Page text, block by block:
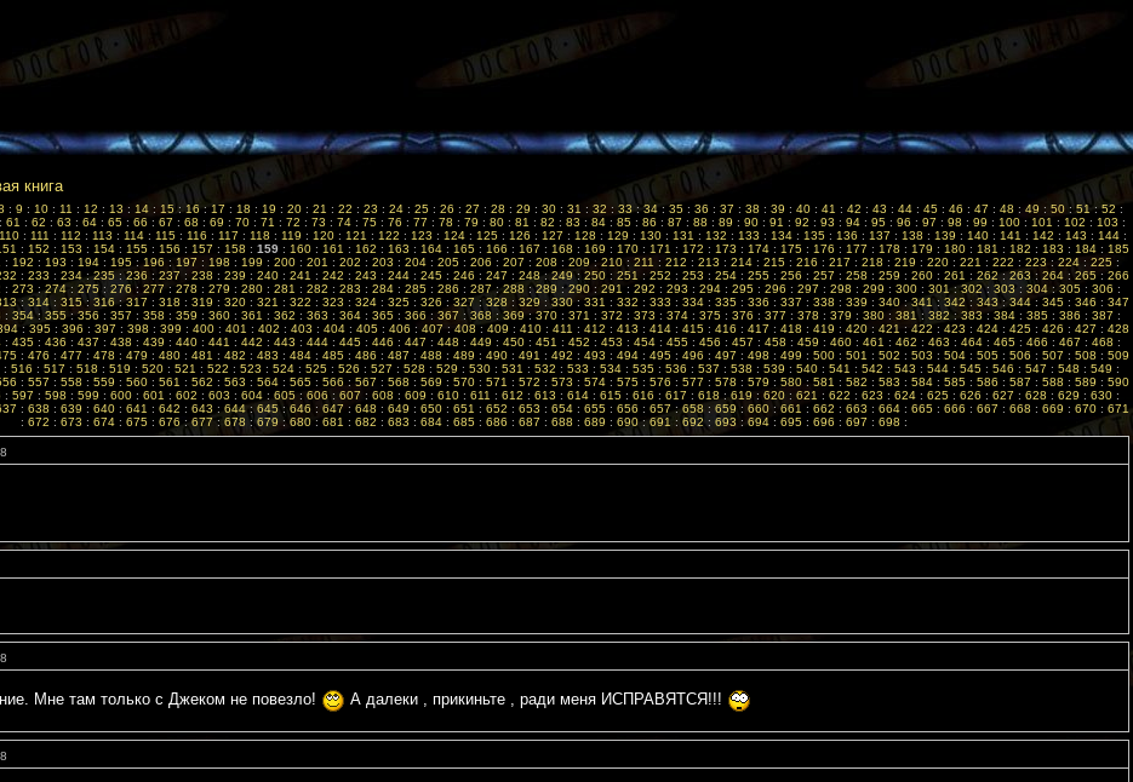
книга
: 9 : 10 : 11 : 12 : 13 : 14 : 15 : 16 : 17 : 18 : 19 : 20 : 21 : 22 : 23 : 24 : 25 : 26 : 27 : 28 : 29 : 30 : 31 : 32 : 33 : 34 : 35 : 36 : 37 : 38 : 39 : 40 : 41 : 42 : 43 : 44 : 45 : 46 : 47 : 48 : 49 : 50 : 51 : 52 :
: 61 : 62 : 63 : 64 : 65 : 66 : 67 : 68 : 69 : 70 : 71 : 72 : 73 : 74 : 75 : 76 : 77 : 78 : 79 : 80 : 81 : 82 : 83 : 84 : 85 : 86 : 87 : 88 : 89 : 90 : 91 : 92 : 93 : 94 : 95 : 96 : 97 : 98 : 99 : 100 : 101 : 102 : 103 :
110: 111 : 112 : 113 : 114: 115: 116 : 117 : 118 : 119 : 120: 121 : 122 : 123 : 124: 125: 126 : 127 : 128 : 129 : 130: 131 : 132 : 133 : 134: 135: 136 : 137 : 138 : 139 : 140: 141 : 142 : 143 : 144:
: 152 : 153 : 154 : 155 : 156 : 157 : 158 : 159 : 160 : 161 : 162 : 163 : 164 : 165 : 166 : 167 : 168 : 169 : 170 : 171 : 172 : 173 : 174 : 175 : 176 : 177 : 178 : 179 : 180 : 181 : 182 : 183 : 184 : 185
: 192 : 193 : 194 : 195 : 196 : 197 : 198 : 199 : 200 : 201 : 202 : 203 : 204 : 205 : 206 : 207 : 208 : 209 : 210 : 211 : 212 : 213 : 214 : 215 : 216 : 217 : 218 : 219 : 220 : 221 : 222 : 223 : 224 : 225 :
: 233 : 234 :235 :236 : 237 : 238 : 239 : 240 : 241 : 242 : 243 : 244 : 245 : 246 : 247 : 248:249: 250 : 251 : 252 : 253 : 254 : 255 : 256 : 257 : 258 : 259 : 260 : 261 : 262:263 : 264 : 265 : 266
: 273 : 274: 275: 276: 277: 278 : 279 : 280: 281 : 282 : 283 : 284: 285: 286 : 287 : 288 :289 :290: 291 : 292 : 293 : 294: 295: 296 : 297 : 298 : 299 : 300: 301 :302: 303: 304: 305 : 306 :
: 314: 315: 316: 317 : 318 : 319 : 320: 321 : 322 : 323 : 324: 325: 326 : 327 :328 : 329 : 330: 331 : 332 : 333 : 334: 335: 336 : 337 : 338 : 339 : 340:341: 342 : 343 : 344: 345: 346 : 347
: 354: 355:356 : 357 : 358 : 359 : 360: 361 : 362 : 363 : 364: 365: 366 : 367 : 368 : 369: 370: 371 : 372 : 373 : 374: 375: 376 : 377 : 378 : 379 : 380: 381 : 382 : 383 : 384: 385: 386 : 387 :
: 395 : 396 : 397 : 398 : 399 : 400: 401 : 402 : 403 : 404: 405: 406 : 407: 408 : 409 : 410: 411 : 412 : 413 : 414: 415: 416 : 417 : 418 : 419 : 420: 421 : 422 : 423 : 424: 425: 426 : 427 : 428
: 435: 436 : 437 : 438 : 439 : 440: 441 : 442 : 443 : 444: 445: 446 : 447 : 448 : 449 : 450: 451 : 452 : 453 : 454: 455: 456 : 457 : 458 : 459 : 460: 461 : 462 : 463 : 464: 465: 466 : 467 : 468 :
: 476 : 477 : 478 : 479 : 480 : 481 : 482 : 483 : 484 : 485 : 486 : 487 : 488 : 489 : 490 : 491 : 492 : 493 : 494 : 495 : 496 : 497 : 498 : 499 : 500 : 501 : 502 : 503 : 504 : 505 : 506 : 507 : 508 : 509
: 516 : 517 : 518 : 519 : 520 : 521 : 522 : 523 : 524 : 525 : 526 : 527 : 528 : 529 : 530 : 531 : 532 : 533 : 534 : 535 : 536 : 537 : 538 : 539 : 540 : 541 : 542 : 543 : 544 : 545 : 546 : 547 : 548 : 549 :
: 557 : 558 : 559 : 560 : 561 : 562 : 563 : 564 : 565 : 566 : 567 : 568 : 569 : 570 : 571 : 572 : 573 : 574 : 575 : 576 : 577 : 578 : 579 : 580 : 581 : 582 : 583 : 584 : 585 : 586 : 587 : 588 : 589 : 590
: 597 : 598 : 599 : 600 : 601 : 602 : 603 : 604 : 605 : 606 : 607 : 608 : 609 : 610 : 611 : 612 : 613 : 614 : 615 : 616 : 617 : 618 : 619 : 620 : 621 : 622 : 623 : 624 : 625 : 626 : 627 : 628 : 629 : 630 :
: 638 : 639 : 640 : 641 : 642 : 643 : 644 : 645 : 646 : 647 : 648 : 649 : 650 : 651 : 652 : 653 : 654 : 655 : 656 : 657 : 658 : 659 : 660 : 661 : 662 : 663 : 664 : 665 : 666 : 667 : 668 : 669 : 670 : 671
: 672 : 673 : 674 : 675 : 676 : 677 : 678 : 679 : 680 : 681 : 682 : 683 : 684 : 685 : 686 : 687 : 688 : 689 : 690 :691 : 692 : 693 : 694 : 695 : 696 : 697 : 698 :
Мне там только с Джеком не повезло! А далеки , прикиньте , ради меня ИСПРАВЯТСЯ!!!